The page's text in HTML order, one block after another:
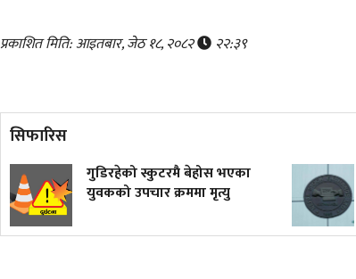
प्रकाशित मिति: आइतबार, जेठ १८, २०८२ २२:३९
सिफारिस
गुडिरहेको स्कुटरमै बेहोस भएका
युवकको उपचार क्रममा मृत्यु